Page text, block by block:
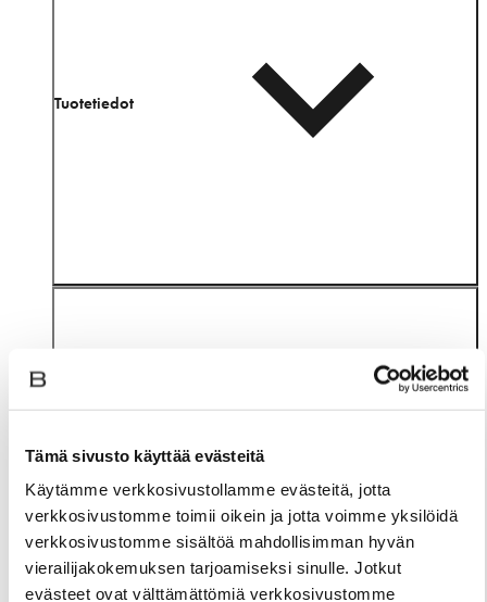
Tämä sivusto käyttää evästeitä
Käytämme verkkosivustollamme evästeitä, jotta
verkkosivustomme toimii oikein ja jotta voimme yksilöidä
verkkosivustomme sisältöä mahdollisimman hyvän
vierailijakokemuksen tarjoamiseksi sinulle. Jotkut
evästeet ovat välttämättömiä verkkosivustomme
Tuotetiedot